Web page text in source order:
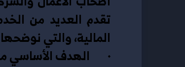
المالية، والتي